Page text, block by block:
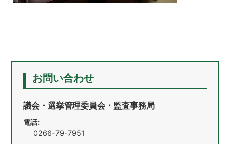
お問い合わせ
議会・選挙管理委員会・監査事務局
電話:
0266-79-7951